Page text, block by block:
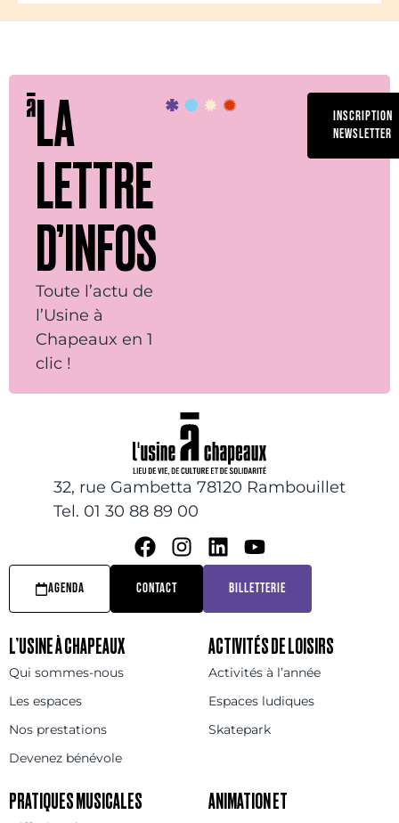
LA
LETTRE
D’INFOS
Toute l’actu de
l’Usine à
Chapeaux en 1
clic !
INSCRIPTION
NEWSLETTER
32, rue Gambetta 78120 Rambouillet
Tel. 01 30 88 89 00
AGENDA CONTACT BILLETTERIE
L’USINE À CHAPEAUX
Qui sommes-nous
Les espaces
Nos prestations
Devenez bénévole
ACTIVITÉS DE LOISIRS
Activités à l’année
Espaces ludiques
Skatepark
PRATIQUES MUSICALES
ANIMATION ET